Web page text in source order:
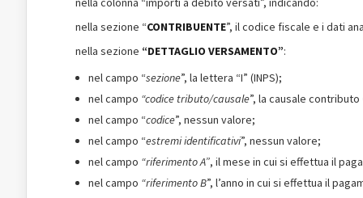
nella sezione “CONTRIBUENTE”, il codice fiscale e i dati
nella sezione “DETTAGLIO VERSAMENTO”:
nel campo “sezione”, la lettera “I” (INPS);
nel campo “codice tributo/causale”, la causale contributo
nel campo “codice”, nessun valore;
nel campo “estremi identificativi”, nessun valore;
nel campo “riferimento A”, il mese in cui si effettua il
nel campo “riferimento B”, l’anno in cui si effettua il